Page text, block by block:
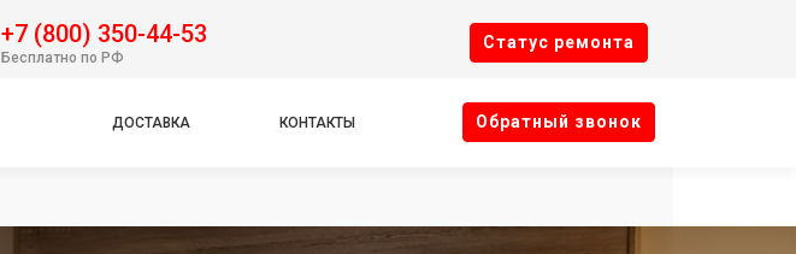
+7 (800) 350-44-53
Бесплатно по РФ
Cтатус ремонта
ДОСТАВКА КОНТАКТЫ Oбратный звонок